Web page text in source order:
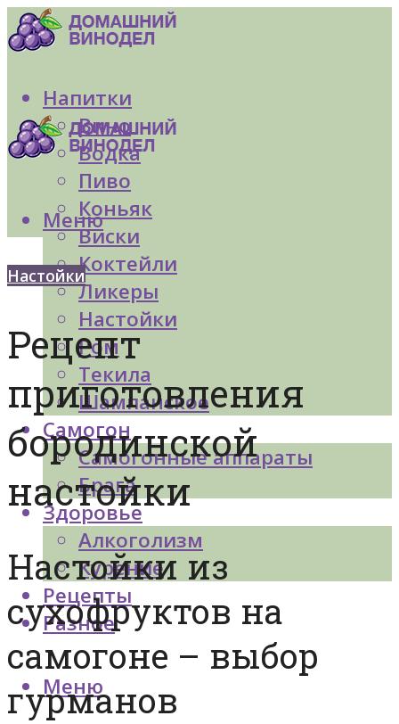
Напитки
Вино
Водка
Пиво
Коньяк
Виски
Коктейли
Ликеры
Настойки
Ром
Текила
Шампанское
Самогон
Самогонные аппараты
Брага
Здоровье
Алкоголизм
Курение
Рецепты
Разное
Меню
Меню
Настойки
Рецепт
приготовления
бородинской
настойки
Настойки из
сухофруктов на
самогоне – выбор
гурманов